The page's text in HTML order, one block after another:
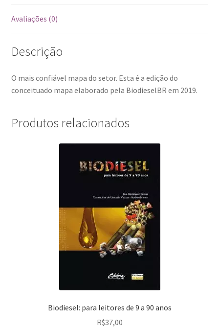
Avaliações (0)
Descrição
O mais confiável mapa do setor. Esta é a edição do
conceituado mapa elaborado pela BiodieselBR em 2019.
Produtos relacionados
Biodiesel: para leitores de 9 a 90 anos
R$37,00